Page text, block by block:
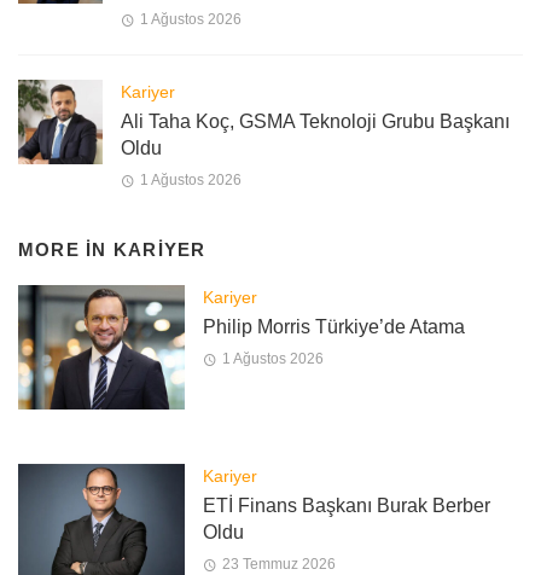
1 Ağustos 2026
Kariyer
Ali Taha Koç, GSMA Teknoloji Grubu Başkanı
Oldu
1 Ağustos 2026
MORE IN KARIYER
Kariyer
Philip Morris Türkiye’de Atama
1 Ağustos 2026
Kariyer
ETİ Finans Başkanı Burak Berber
Oldu
23 Temmuz 2026